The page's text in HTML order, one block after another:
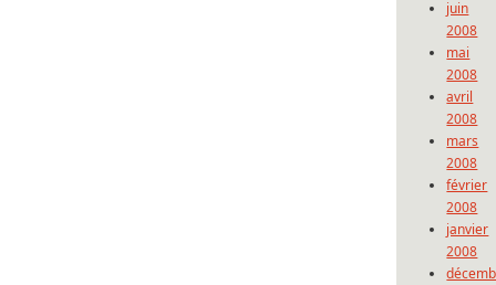
juin
2008
mai
2008
avril
2008
mars
2008
février
2008
janvier
2008